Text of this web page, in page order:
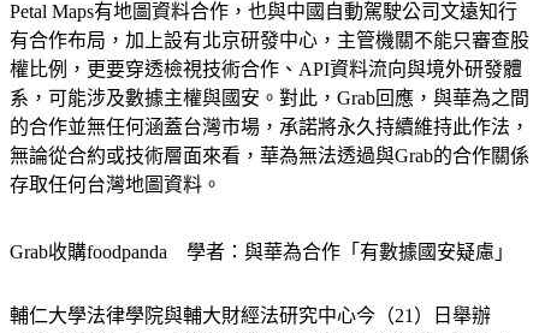
Petal Maps有地圖資料合作，也與中國自動駕駛公司文遠知行
有合作布局，加上設有北京研發中心，主管機關不能只審查股
權比例，更要穿透檢視技術合作、API資料流向與境外研發體
系，可能涉及數據主權與國安。對此，Grab回應，與華為之間
的合作並無任何涵蓋台灣市場，承諾將永久持續維持此作法，
無論從合約或技術層面來看，華為無法透過與Grab的合作關係
存取任何台灣地圖資料。
Grab收購foodpanda　學者：與華為合作「有數據國安疑慮」
輔仁大學法律學院與輔大財經法研究中心今（21）日舉辦